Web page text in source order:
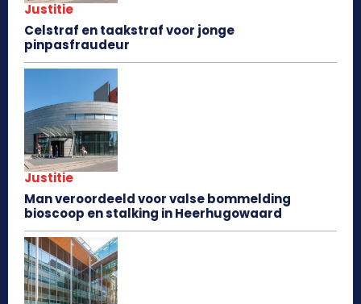
Justitie
Celstraf en taakstraf voor jonge
pinpasfraudeur
Justitie
Man veroordeeld voor valse bommelding
bioscoop en stalking in Heerhugowaard